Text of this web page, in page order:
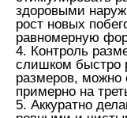
здоровыми
рост новых
равномерную
4. Контроль
слишком быстро
размеров, можно
примерно на
5. Аккуратно